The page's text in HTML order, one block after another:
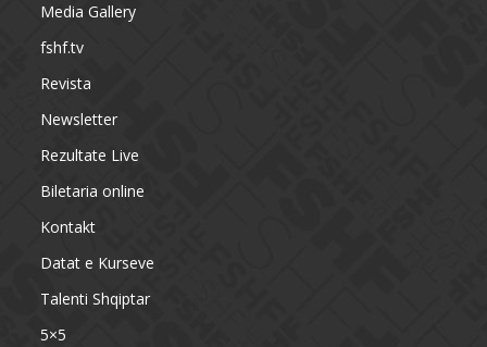
Media Gallery
fshf.tv
Revista
Newsletter
Rezultate Live
Biletaria online
Kontakt
Datat e Kurseve
Talenti Shqiptar
5×5